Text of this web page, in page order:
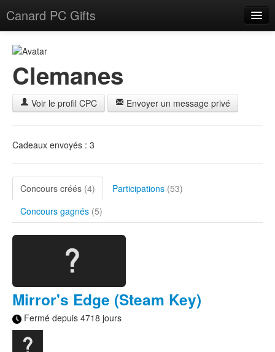
Canard PC Gifts
Connexion
Clemanes
Voir le profil CPC Envoyer un message privé
Cadeaux envoyés : 3
Concours créés (4) Participations (53)
Concours gagnés (5)
Mirror's Edge (Steam Key)
Fermé depuis 4718 jours